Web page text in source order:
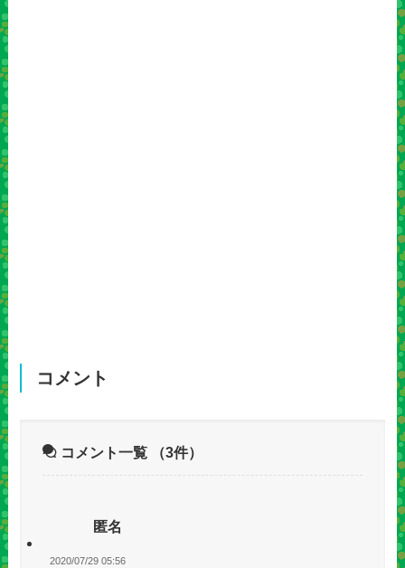
コメント
コメント一覧 （3件）
匿名
2020/07/29 05:56